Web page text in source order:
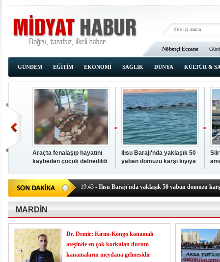
Nöbetçi Eczane
Ana Sayfa
GÜNDEM
EĞİTİM EKONOMİ SAĞLIK DÜNYA KÜLTÜR &
Araçta fenalaşıp hayatını
kaybeden çocuk defnedildi
Ilısu Barajı'nda yaklaşık 50
yaban domuzu karşı kıyıya
- OKUMAK İÇİN TIKLAYIN
19:43 - Ilısu Barajı'nda yaklaşık 50 yaban domuzu
19:42- Hacıoğlu: UMKE ekipleri bilgi, cesaret ve
19:08- HÜDA PAR Şırnak il başkanı Yalçın:
- Öter: Maneviyatı ve ahlaki yapıyı bozan en
- MARSU, Kabala Mahallesi'nin Yaklaşık 40
- VEFAT • Mehmet Ata Baştuğ
- Mardin’de yangına müdahale eden itfaiye
MARDİN
Dr. Demir: Kırım-Kongo kanamalı
ateşinde en çok korkulan durum
kanamaların meydana gelmesidir